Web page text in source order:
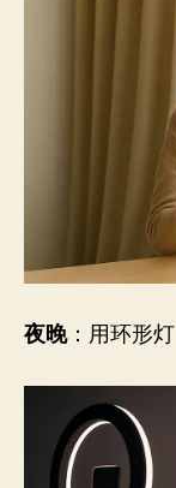
夜晚：用环形